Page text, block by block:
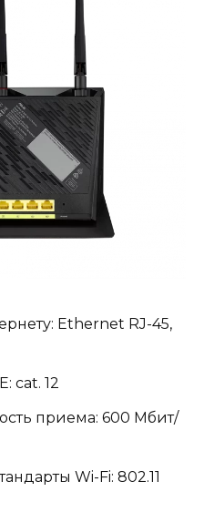
Ethernet RJ-45,
cat. 12
приема: 600 Мбит/
Wi-Fi: 802.11